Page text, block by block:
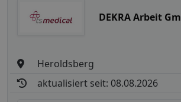
DEKRA Arbeit
Heroldsberg
aktualisiert seit: 08.08.2026